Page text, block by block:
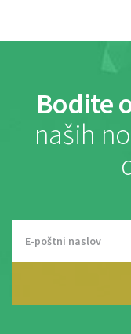
Bodite
naših